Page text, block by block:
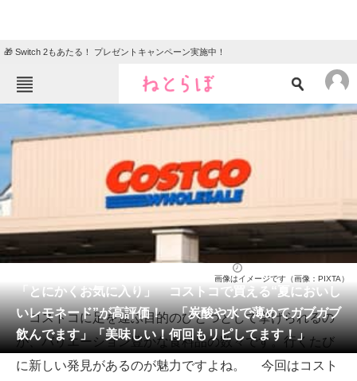
🎁 Switch 2もあたる！ プレゼントキャンペーン実施中！
ねとらぼメニュー
ニュース
クイズ
グルメ 地域
教育・育児
動物
会員記事
メディア
注目記事を集めた総合ページ
「とにかくお気に入り」 コストコで買える“夏においし
いレモネード”が高評価！ 「炭酸や水で薄めてガブガブ
飲んでます」「美味しい！何回もリピしてます！」
画像はイメージです（画像：PIXTA）
コストコに足を運ぶ目的のひとつとして挙げられるの
が、バリエーション豊かな食料品の数々です。行くたび
に新しい発見があるのが魅力ですよね。 今回はコスト